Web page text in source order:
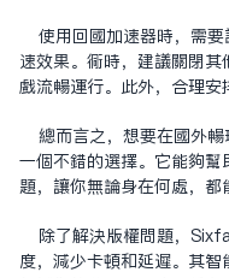
使用回国加速器时，需
速效果。同时，建议关闭
戏流畅运行。此外，合理安
总而言之，想要在国外
一个不错的选择。它能够
题，让你无论身在何处，都
除了解决版权问题，
度，减少卡顿和延迟。其智